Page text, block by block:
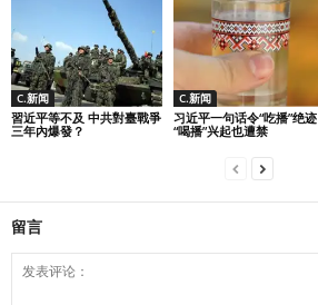
C.新闻
習近平等不及 中共對臺戰爭
三年內爆發？
C.新闻
习近平一句话令“吃播”绝迹
“喝播”兴起也遭禁
留言